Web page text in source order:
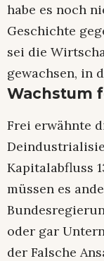
habe es noch
Geschichte
sei die
gewachsen, in
Wachstum
Frei erwähnte
Kapitalabfluss
müssen es
oder gar
der Falsche